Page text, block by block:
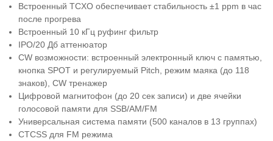
Встроенный TCXO обеспечивает стабильность ±1 ppm в час
после прогрева
Встроенный 10 кГц руфинг фильтр
IPO/20 Дб аттенюатор
CW возможности: встроенный электронный ключ с памятью,
кнопка SPOT и регулируемый Pitch, режим маяка (до 118
знаков), CW тренажер
Цифровой магнитофон (до 20 сек записи) и две ячейки
голосовой памяти для SSB/AM/FM
Универсальная система памяти (500 каналов в 13 группах)
CTCSS для FM режима